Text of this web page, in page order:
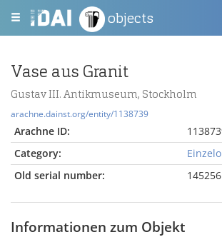
objects
Vase aus Granit
Gustav III. Antikmuseum, Stockholm
arachne.dainst.org/entity/1138739
Arachne ID:
Category:
Old serial number:
145256
Informationen zum Objekt